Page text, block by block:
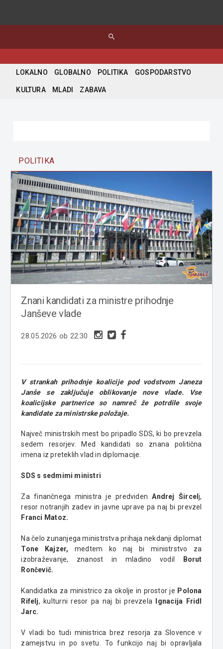
search
LOKALNO GLOBALNO POLITIKA GOSPODARSTVO
KULTURA MLADI ZABAVA
POLITIKA
Znani kandidati za ministre prihodnje
Janševe vlade
28.05.2026 ob 22:30
V strankah prihodnje koalicije pod vodstvom Janeza
Janše se zaključuje oblikovanje nove vlade. Vse
koalicijske partnerice so namreč že potrdile svoje
kandidate za ministrske položaje.
Največ ministrskih mest bo pripadlo SDS, ki bo prevzela
sedem resorjev. Med kandidati so znana politična
imena iz preteklih vlad in diplomacije.
SDS s sedmimi ministri
Za finančnega ministra je predvidenAndrej Šircelj,
resor notranjih zadev in javne uprave pa naj bi prevzel
Franci Matoz.
Na čelo zunanjega ministrstva prihaja nekdanji diplomat
Tone Kajzer, medtem ko naj bi ministrstvo za
izobraževanje, znanost in mladino vodil
Borut
Rončevič.
Kandidatka za ministrico za okolje in prostor je Polona
Rifelj, kulturni resor pa naj bi prevzela
Ignacija Fridl
Jarc.
V vladi bo tudi ministrica brez resorja za Slovence v
zamejstvu in po svetu. To funkcijo naj bi opravljala